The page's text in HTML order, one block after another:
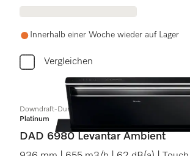
Innerhalb einer Woche wieder auf Lager
Vergleichen
Downdraft-Dunstabzug
Platinum
DAD 6980 Levantar Ambient